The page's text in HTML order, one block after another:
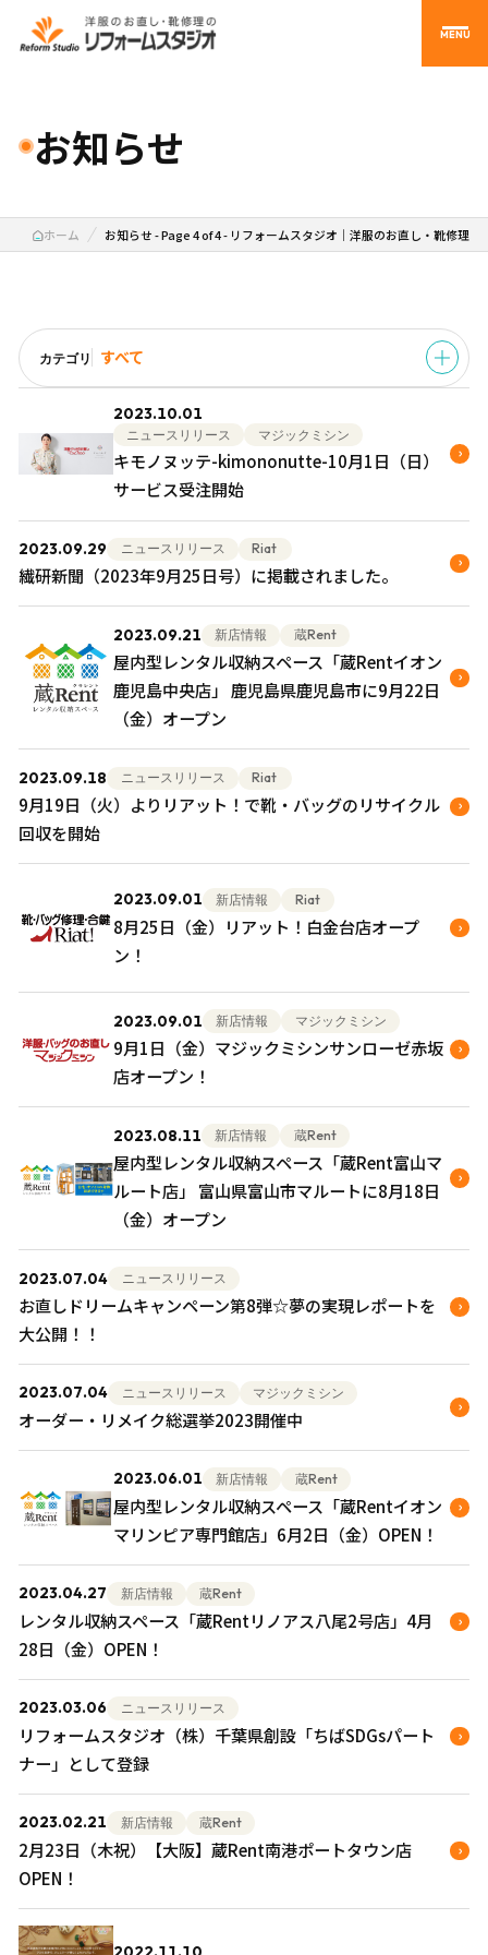
MENU
お知らせ
ホーム お知らせ - Page 4 of 4 - リフォームスタジオ｜洋服のお直し・靴修理
カテゴリ すべて
ニュースリリース
新店情報
2023.10.01
ニュースリリース マジックミシン
キモノヌッテ-kimononutte-10月1日（日）
サービス受注開始
2023.09.29 ニュースリリース Riat
繊研新聞（2023年9月25日号）に掲載されました。
2023.09.21 新店情報 蔵Rent
屋内型レンタル収納スペース「蔵Rentイオン
鹿児島中央店」 鹿児島県鹿児島市に9月22日
（金）オープン
2023.09.18 ニュースリリース Riat
9月19日（火）よりリアット！で靴・バッグのリサイクル
回収を開始
2023.09.01 新店情報 Riat
8月25日（金）リアット！白金台店オープ
ン！
2023.09.01 新店情報 マジックミシン
9月1日（金）マジックミシンサンローゼ赤坂
店オープン！
2023.08.11 新店情報 蔵Rent
屋内型レンタル収納スペース「蔵Rent富山マ
ルート店」 富山県富山市マルートに8月18日
（金）オープン
2023.07.04 ニュースリリース
お直しドリームキャンペーン第8弾☆夢の実現レポートを
大公開！！
2023.07.04 ニュースリリース マジックミシン
オーダー・リメイク総選挙2023開催中
2023.06.01 新店情報 蔵Rent
屋内型レンタル収納スペース「蔵Rentイオン
マリンピア専門館店」6月2日（金）OPEN！
2023.04.27 新店情報 蔵Rent
レンタル収納スペース「蔵Rentリノアス八尾2号店」4月
28日（金）OPEN！
2023.03.06 ニュースリリース
リフォームスタジオ（株）千葉県創設「ちばSDGsパート
ナー」として登録
2023.02.21 新店情報 蔵Rent
2月23日（木祝）【大阪】蔵Rent南港ポートタウン店
OPEN！